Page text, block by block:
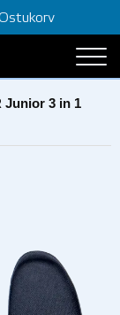
Junior 3 in 1